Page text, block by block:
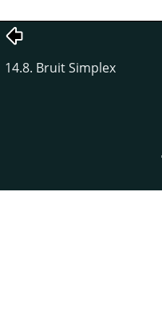
14.8. Bruit Simplex